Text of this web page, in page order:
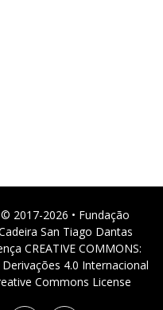
2017-2026 • Fundação
San Tiago Dantas
CREATIVE COMMONS:
4.0 Internacional
Commons License